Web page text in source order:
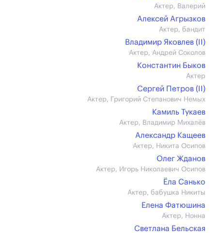
Актер, Валерий
Алексей Агрызков
Актер, бандит
Владимир Яковлев (II)
Актер, Андрей Соколов
Константин Быков
Актер
Сергей Петров (II)
Актер, Григорий Степанович Немых
Камиль Тукаев
Актер, Владимир Михалёв
Александр Кащеев
Актер, Никита Осипов
Олег Жданов
Актер, Игорь Николаевич Осипов
Ёла Санько
Актер, бабушка Никиты
Елена Фатюшина
Актер, Нонна
Светлана Бельская